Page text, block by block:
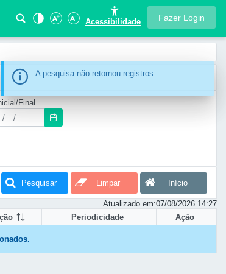
Acessibilidade Fazer Login
Final
Pesquisar Limpar Início
Atualizado em:07/08/2026 14:27
Periodicidade Ação
Information
A pesquisa não retornou registros